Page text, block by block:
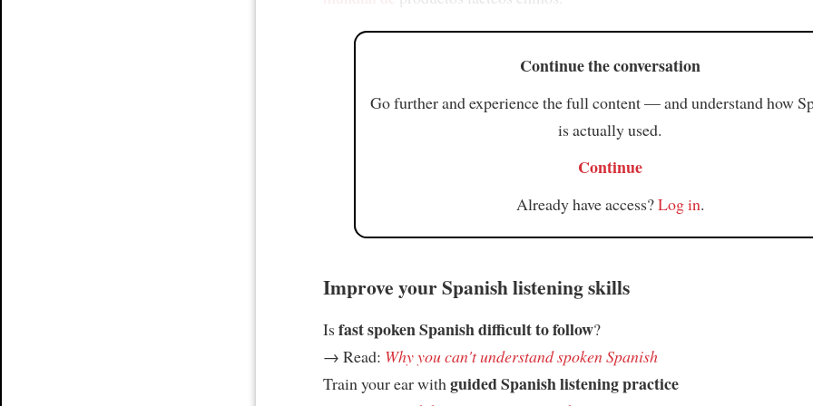
Continue the conversation
Go further and experience the full content — and understand how
is actually used.
Continue
Already have access?Log in.
Improve your Spanish listening skills
Isfast spoken Spanish difficult to follow?
→ Read: Why you can't understand spoken Spanish
Train your ear withguided Spanish listening practice